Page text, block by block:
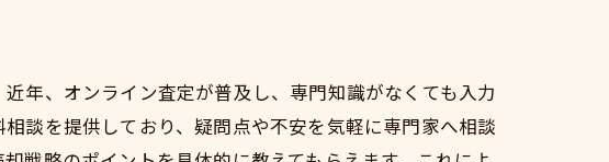
年、オンライン査定が普及し、専門知識がなくても入力
談を提供しており、疑問点や不安を気軽に専門家へ相談